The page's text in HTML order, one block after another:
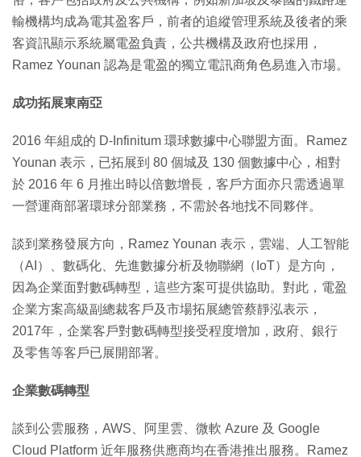
輸機構均成為電其盈客戶，前者的追縱管理系統及後者的乘
客資訊顯示系統屬電盈負責，公共機構及政府也採用，
Ramez Younan 認為是電盈的獨立電訊商角色易進入市場。
成功拓展東南亞
2016 年組成的 D-Infinitum 環球數據中心聯盟方面。Ramez
Younan 表示，已拓展到 80 個城及 130 個數據中心，相對
於 2016 年 6 月推出時以倍數增長，客戶方面亦只需透過單
一營運商部署環球分部業務，不需於各地找不同夥伴。
談到業務發展方向，Ramez Younan 表示，雲端、人工智能
（AI）、數碼化、先進數據分析及物聯網（IoT）是方向，
因為企業面對數碼轉型，這些方案可提供協助。對此，電盈
企業方案高級副總裁客戶及市場拓展總管蔡靜泓表示，
2017年，企業客戶對數碼轉型接受程度增加，政府、銀行
及零售等客戶已展開部署。
企業數碼轉型
談到公雲服務，AWS、阿里雲、微軟 Azure 及 Google
Cloud Platform 近年服務供應商均在香港推出服務。Ramez